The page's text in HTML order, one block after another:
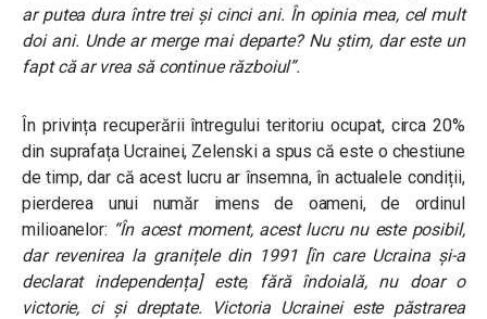
ar putea dura între trei și cinci ani. În opinia mea, cel mult
doi ani. Unde ar merge mai departe? Nu știm, dar este un
fapt că ar vrea să continue războiul”.
În privința recuperării întregului teritoriu ocupat, circa 20%
din suprafața Ucrainei, Zelenski a spus că este o chestiune
de timp, dar că acest lucru ar însemna, în actualele condiții,
pierderea unui număr imens de oameni, de ordinul
milioanelor: “În acest moment, acest lucru nu este posibil,
dar revenirea la granițele din 1991 [în care Ucraina și-a
declarat independența] este, fără îndoială, nu doar o
victorie, ci și dreptate. Victoria Ucrainei este păstrarea